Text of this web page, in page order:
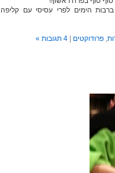
ברבות הימים לפרי עסיסי עם קליפה
,פרודוקטים |4 תגובות »